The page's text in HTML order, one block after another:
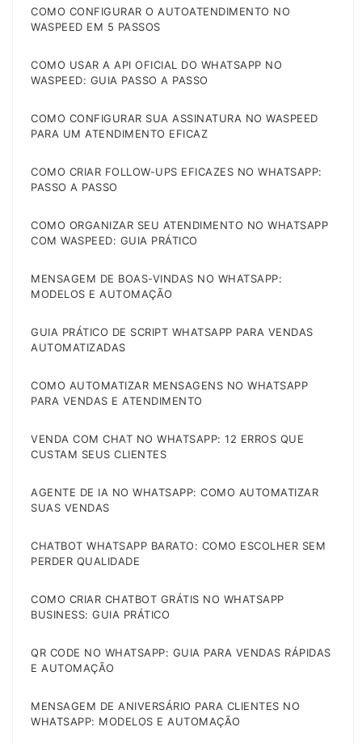
COMO CONFIGURAR O AUTOATENDIMENTO NO
WASPEED EM 5 PASSOS
COMO USAR A API OFICIAL DO WHATSAPP NO
WASPEED: GUIA PASSO A PASSO
COMO CONFIGURAR SUA ASSINATURA NO WASPEED
PARA UM ATENDIMENTO EFICAZ
COMO CRIAR FOLLOW-UPS EFICAZES NO WHATSAPP:
PASSO A PASSO
COMO ORGANIZAR SEU ATENDIMENTO NO WHATSAPP
COM WASPEED: GUIA PRÁTICO
MENSAGEM DE BOAS-VINDAS NO WHATSAPP:
MODELOS E AUTOMAÇÃO
GUIA PRÁTICO DE SCRIPT WHATSAPP PARA VENDAS
AUTOMATIZADAS
COMO AUTOMATIZAR MENSAGENS NO WHATSAPP
PARA VENDAS E ATENDIMENTO
VENDA COM CHAT NO WHATSAPP: 12 ERROS QUE
CUSTAM SEUS CLIENTES
AGENTE DE IA NO WHATSAPP: COMO AUTOMATIZAR
SUAS VENDAS
CHATBOT WHATSAPP BARATO: COMO ESCOLHER SEM
PERDER QUALIDADE
COMO CRIAR CHATBOT GRÁTIS NO WHATSAPP
BUSINESS: GUIA PRÁTICO
QR CODE NO WHATSAPP: GUIA PARA VENDAS RÁPIDAS
E AUTOMAÇÃO
MENSAGEM DE ANIVERSÁRIO PARA CLIENTES NO
WHATSAPP: MODELOS E AUTOMAÇÃO